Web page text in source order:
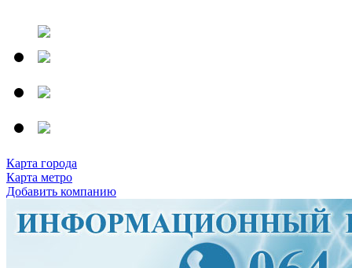
Карта города
Карта метро
Добавить компанию